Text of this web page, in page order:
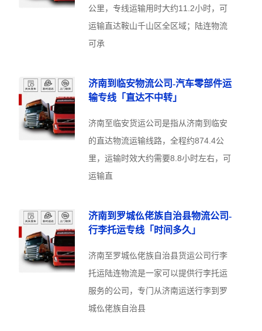
公里，专线运输用时大约11.2小时，可
运输直达鞍山千山区全区域；陆连物流
可承
济南到临安物流公司-汽车零部件运
输专线「直达不中转」
济南至临安货运公司是指从济南到临安
的直达物流运输线路，全程约874.4公
里，运输时效大约需要8.8小时左右，可
运输直
济南到罗城仫佬族自治县物流公司-
行李托运专线「时间多久」
济南至罗城仫佬族自治县货运公司行李
托运陆连物流是一家可以提供行李托运
服务的公司，专门从济南运送行李到罗
城仫佬族自治县